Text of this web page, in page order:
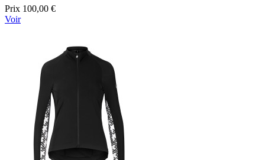
Prix 100,00 €
Voir